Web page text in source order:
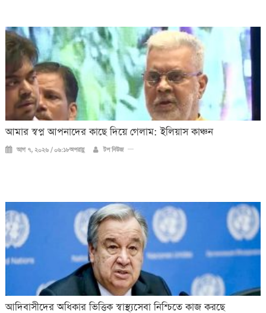
আমার স্বপ্ন আপনাদের কাছে দিয়ে গেলাম: ইলিয়াস কাঞ্চন
আগ ৭, ২০২৬ / ০৬:১৮অপরাহ্ণ টপ নিউজ
আদিবাসীদের অধিকার ভিত্তিক স্বাস্থ্যসেবা নিশ্চিতে কাজ করছে